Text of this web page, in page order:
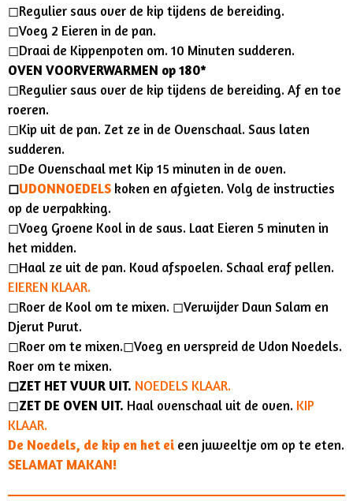
◻︎Regulier saus over de kip tijdens de bereiding.
◻︎Voeg 2 Eieren in de pan.
◻︎Draai de Kippenpoten om. 10 Minuten sudderen.
OVEN VOORVERWARMEN op 180*
◻︎Regulier saus over de kip tijdens de bereiding. Af en toe
roeren.
◻︎Kip uit de pan. Zet ze in de Ovenschaal. Saus laten
sudderen.
◻︎De Ovenschaal met Kip 15 minuten in de oven.
◻︎UDONNOEDELS koken en afgieten. Volg de instructies
op de verpakking.
◻︎Voeg Groene Kool in de saus. Laat Eieren 5 minuten in
het midden.
◻︎Haal ze uit de pan. Koud afspoelen. Schaal eraf pellen.
EIEREN KLAAR.
◻︎Roer de Kool om te mixen. ◻︎Verwijder Daun Salam en
Djerut Purut.
◻︎Roer om te mixen.◻︎Voeg en verspreid de Udon Noedels.
Roer om te mixen.
◻︎ZET HET VUUR UIT. NOEDELS KLAAR.
◻︎ZET DE OVEN UIT. Haal ovenschaal uit de oven. KIP
KLAAR.
De Noedels, de kip en het ei een juweeltje om op te eten.
SELAMAT MAKAN!